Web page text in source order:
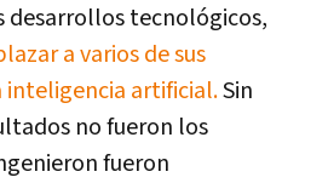
desarrollos tecnológicos,
a varios de sus
artificial.Sin
no fueron los
fueron